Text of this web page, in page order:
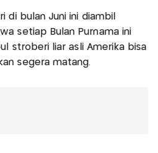
di bulan Juni ini diambil
setiap Bulan Purnama ini
stroberi liar asli Amerika bisa
segera matang.